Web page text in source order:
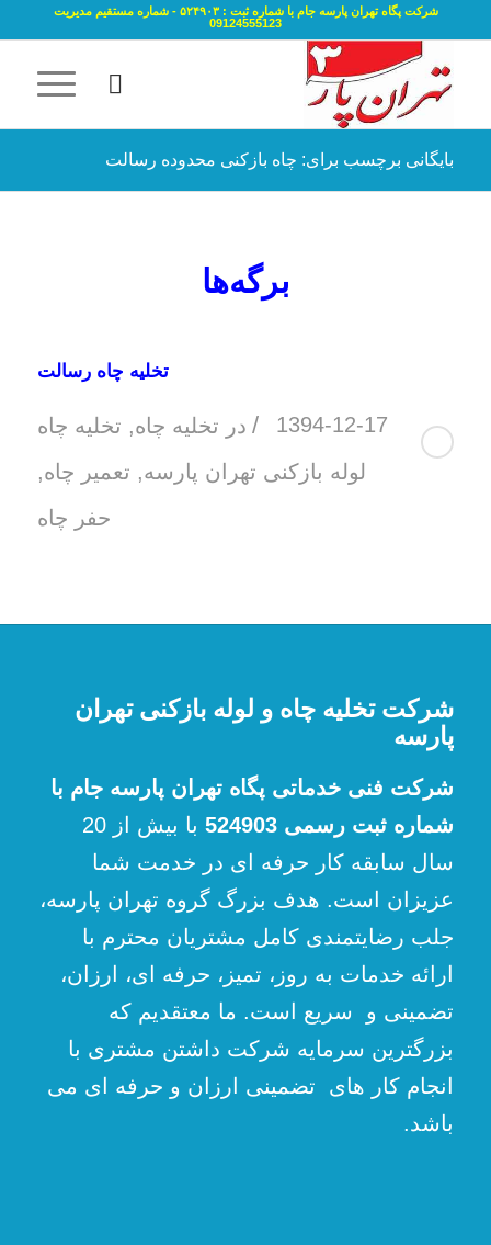
شرکت پگاه تهران پارسه جام با شماره ثبت : ۵۲۴۹۰۳ - شماره مستقیم مدیریت
09124555123
بایگانی برچسب برای: چاه بازکنی محدوده رسالت
برگه‌ها
تخلیه چاه رسالت
1394-12-17
/ در تخلیه چاه, تخلیه چاه
لوله بازکنی تهران پارسه, تعمیر چاه,
حفر چاه
شرکت تخلیه چاه و لوله بازکنی تهران
پارسه
شرکت فنی خدماتی پگاه تهران پارسه جام با
شماره ثبت رسمی 524903
با بیش از 20
سال سابقه کار حرفه ای در خدمت شما
عزیزان است. هدف بزرگ گروه تهران پارسه،
جلب رضایتمندی کامل مشتریان محترم با
ارائه خدمات به روز، تمیز، حرفه ای، ارزان،
تضمینی و سریع است. ما معتقدیم که
بزرگترین سرمایه شرکت داشتن مشتری با
انجام کار های تضمینی ارزان و حرفه ای می
باشد.